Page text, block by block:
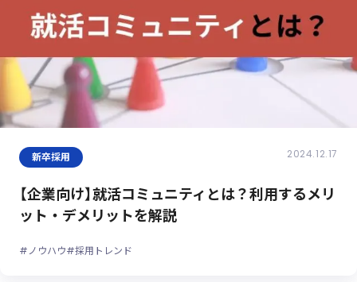
新卒採用 2024.12.17
【企業向け】就活コミュニティとは？利用するメリ
ット・デメリットを解説
#ノウハウ#採用トレンド